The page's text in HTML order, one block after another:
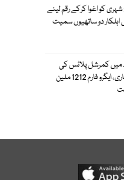
شہری کو اغوا کرکے رقم لینے
اہلکار دو ساتھیوں سمیت
میں کمرشل پلاٹس کی
نیلامی جاری، ایگرو فارم 1212 ملین